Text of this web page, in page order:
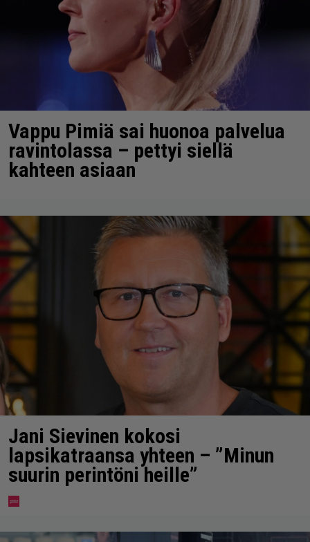
Vappu Pimiä sai huonoa palvelua
ravintolassa – pettyi siellä
kahteen asiaan
Jani Sievinen kokosi
lapsikatraansa yhteen – ”Minun
suurin perintöni heille”